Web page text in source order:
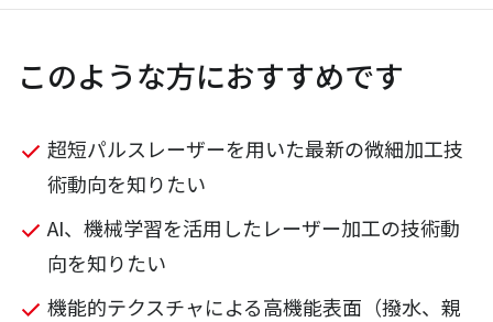
このような方におすすめです
超短パルスレーザーを用いた最新の微細加工技
術動向を知りたい
AI、機械学習を活用したレーザー加工の技術動
向を知りたい
機能的テクスチャによる高機能表面（撥水、親